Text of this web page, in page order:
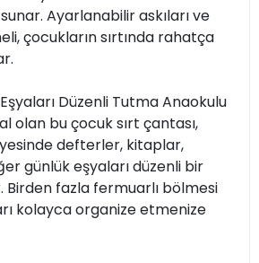
Ayarlanabilir askıları ve
çocukların sırtında rahatça
Eşyaları Düzenli Tutma Anaokulu
olan bu çocuk sırt çantası,
defterler, kitaplar,
günlük eşyaları düzenli bir
Birden fazla fermuarlı bölmesi
kolayca organize etmenize